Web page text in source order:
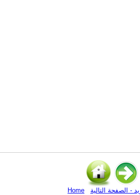
Home - الصفحة التالية